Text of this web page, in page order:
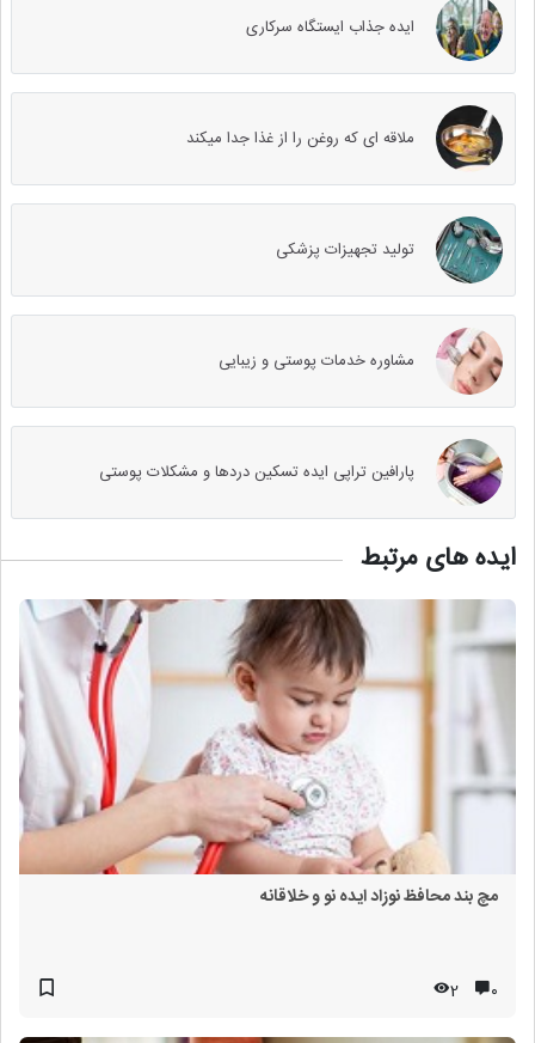
ایده جذاب ایستگاه سرکاری
ملاقه ای که روغن را از غذا جدا میکند
تولید تجهیزات پزشکی
مشاوره خدمات پوستی و زیبایی
پارافین تراپی ایده تسکین دردها و مشکلات پوستی
ایده های مرتبط
مچ بند محافظ نوزاد ایده نو و خلاقانه
۰ 2